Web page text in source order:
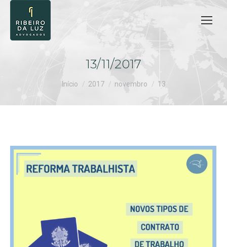
13/11/2017
Você está aqui:
Início 2017 novembro 13